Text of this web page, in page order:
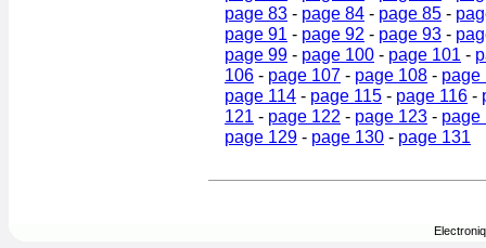
page 83 - page 84 - page 85 -
page 91 - page 92 - page 93 -
page 99 - page 100 - page 101 -
106 - page 107 - page 108 - page
page 114 - page 115 - page 116 -
121 - page 122 - page 123 - page
page 129 - page 130 - page 131